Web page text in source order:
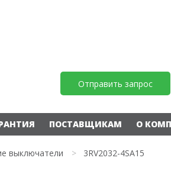
Отправить запрос
ПОСТАВЩИКАМ О
выключатели > 3RV2032-4SA15